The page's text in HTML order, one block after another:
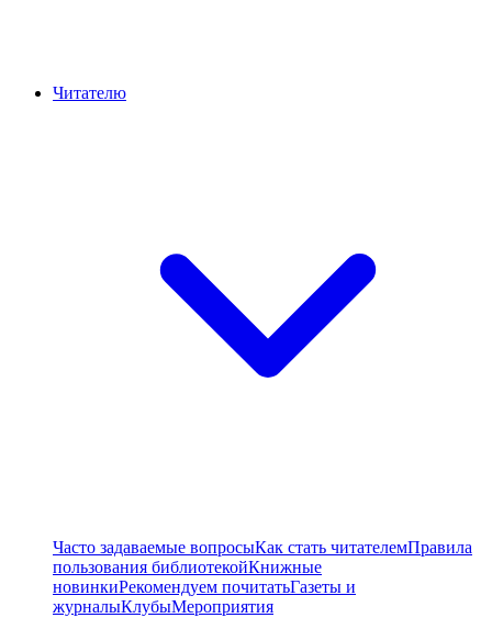
Читателю
Часто задаваемые вопросыКак стать читателемПравила
пользования библиотекойКнижные
новинкиРекомендуем почитатьГазеты и
журналыКлубыМероприятия